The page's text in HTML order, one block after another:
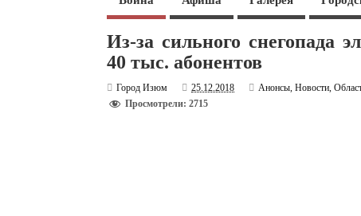
Из-за сильного снегопада
40 тыс. абонентов
Город Изюм 25.12.2018 Анонсы,Новости,
Просмотрели: 2715